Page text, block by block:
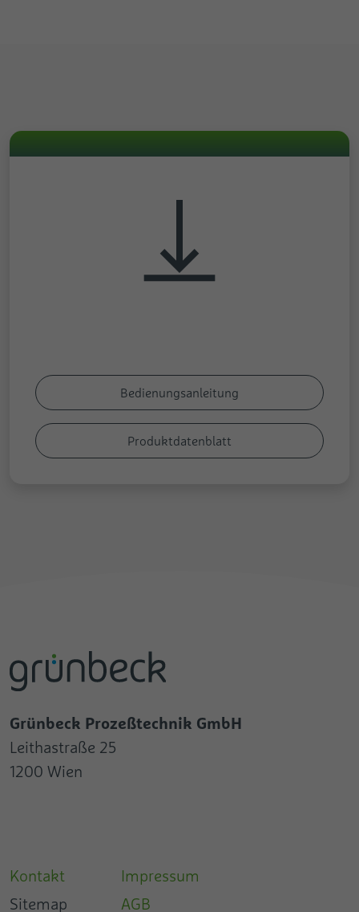
Bedienungsanleitung
Produktdatenblatt
Grünbeck Prozeßtechnik GmbH
Leithastraße 25
1200 Wien
Kontakt
Sitemap
Impressum
AGB